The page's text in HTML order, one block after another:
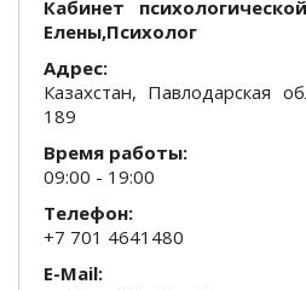
Кабинет
Елены,Психолог
Адрес:
Казахстан, Павлодарская
189
Время работы:
09:00 - 19:00
Телефон:
+7 701 4641480
E-Mail: